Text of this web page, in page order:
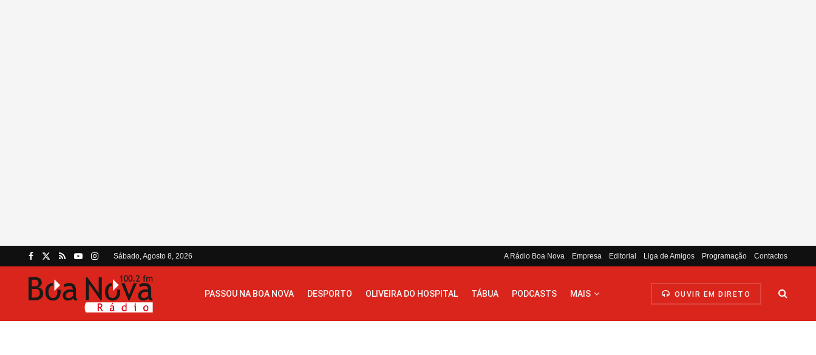
Sábado, Agosto 8, 2026 A Rádio Boa Nova Empresa Editorial Liga de Amigos Programação Contactos
PASSOU NA BOA NOVA DESPORTO OLIVEIRA DO HOSPITAL TÁBUA PODCASTS MAIS OUVIR EM DIRETO